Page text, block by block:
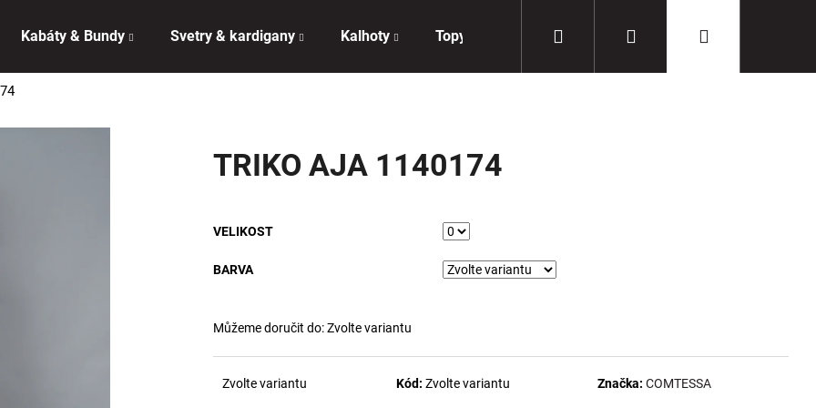
Kabáty & Bundy Svetry & kardigany Kalhoty Topy Doplňky Přihlášení
TRIKO AJA 1140174
VELIKOST
BARVA
Můžeme doručit do:Zvolte variantu
Zvolte variantu Kód: Zvolte variantu Značka: COMTESSA
HLEDAT